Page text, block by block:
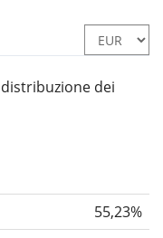
dei
55,23%